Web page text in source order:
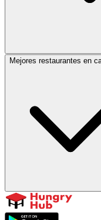
Mejores restaurantes en